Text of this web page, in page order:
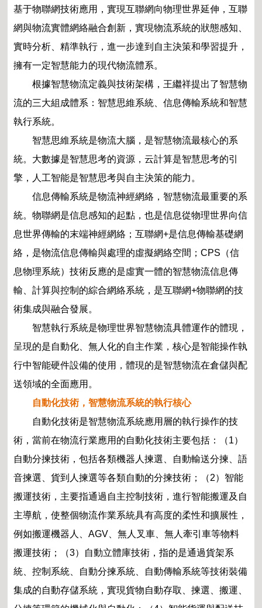
基于物聯網技術應用，實現互聯網向物理世界延伸，互聯
網與物流實體網絡融合創新，實現物流系統的狀態感知、
實時分析、精準執行，進一步達到自主決策和學習提升，
擁有一定智慧能力的現代物流體系。
根據智慧物流定義與技術架構，王繼祥提出了智慧物
流的三大組成體系：智慧思維系統、信息傳輸系統和智慧
執行系統。
智慧思維系統是物流大腦，是智慧物流最核心的系
統。大數據是智慧思考的資源，云計算是智慧思考的引
擎，人工智能是智慧思考與自主決策的能力。
信息傳輸系統是物流神經網絡，智慧物流最重要的系
統。物聯網是信息感知的起點，也是信息從物理世界向信
息世界傳輸的末端神經網絡；互聯網+是信息傳輸基礎網
絡，是物流信息傳輸與處理的虛擬網絡空間；CPS（信
息物理系統）技術反應的是虛實一體的智慧物流信息傳
輸、計算與控制的綜合網絡系統，是互聯網+物聯網的技
術集成與融合發展。
智慧執行系統是物理世界智慧物流具體運作的體現，
呈現的是自動化、無人化的自主作業，核心是智能操作執
行中智能硬件設備的使用，體現的是智慧物流在倉儲與配
送領域的全面應用。
自動化技術，智慧物流系統的執行核心
自動化技術是智慧物流系統應用層的執行操作的技
術，當前在物流行業應用的自動化技術主要包括：（1）
自動分揀技術，包括各類機器人揀選、自動輸送分揀、語
音揀選、貨到人揀選等各類自動的分揀技術；（2）智能
搬運技術，主要指通過自主控制技術，進行智能搬運及自
主導航，使整個物流作業系統具有高度的柔性和擴展性，
例如搬運機器人、AGV、無人叉車、無人牽引車等物料
搬運技術；（3）自動立體庫技術，指的是通過貨架系
統、控制系統、自動分揀系統、自動傳輸系統等技術裝備
集成的自動存儲系統，實現貨物自動存取、揀選、搬運、